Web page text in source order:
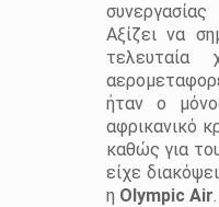
Αξίζει να
τελευταία
ήταν ο
αφρικανικό
καθώς για
είχε
η Olympic Air.